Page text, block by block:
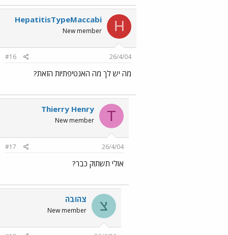
H
HepatitisTypeMaccabi
New member
26/4/04
#16
מה יש לך מה האנטיפתיות הזאת?
T
Thierry Henry
New member
26/4/04
#17
אולי תשתוק כבר?
צ צהוּבה
New member